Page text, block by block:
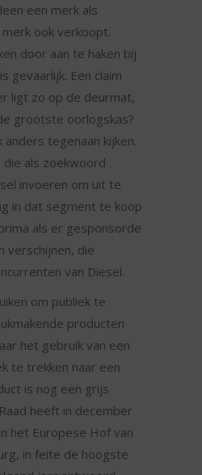
een merk als
ook verkoopt.
door aan te haken bij
gevaarlijk. Een claim
ligt zo op de deurmat,
grootste oorlogskas?
anders tegenaan kijken.
die als zoekwoord
invoeren om uit te
in dat segment te koop
als er gesponsorde
verschijnen, die
van Diesel.
om publiek te
producten
het gebruik van een
te trekken naar een
is nog een grijs
heeft in december
het Europese Hof van
in feite de hoogste